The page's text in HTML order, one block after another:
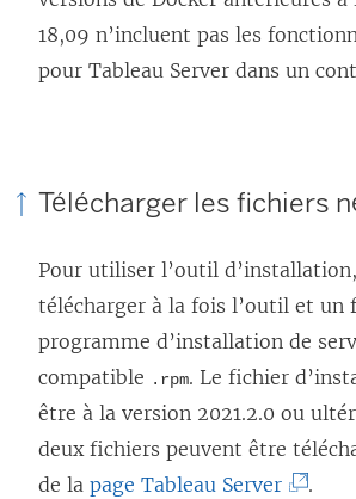
18,09 n’incluent pas les
pour Tableau Server dans un
Télécharger les fichiers
Pour utiliser l’outil
télécharger à la fois l’outil et un
programme d’installation de
compatible .rpm. Le fichier
être à la version 2021.2.0 ou
deux fichiers peuvent être
de la page Tableau Server(
.